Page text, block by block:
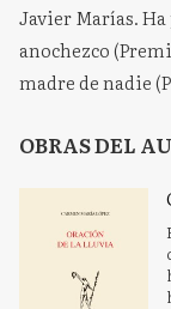
Javier Marías.
anochezco
madre de nadie
OBRAS DEL